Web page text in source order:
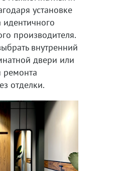
установке
идентичного
производителя.
внутренний
двери или
ремонта
отделки.